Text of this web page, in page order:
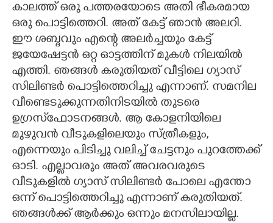
കാലത്ത് ഒരു പത്തരയോടെ അതി ഭീകരമായ
ഒരു പൊട്ടിത്തെറി. അത് കേട്ട് ഞാൻ അലറി.
ഈ ശബ്ദവും എന്റെ അലർച്ചയും കേട്ട്
ജയേഷേട്ടൻ ഒറ്റ ഓട്ടത്തിന് മുകൾ നിലയിൽ
എത്തി. ഞങ്ങൾ കരുതിയത് വീട്ടിലെ ഗ്യാസ്
സിലിണ്ടർ പൊട്ടിത്തെറിച്ചു എന്നാണ്. സമനില
വീണ്ടെടുക്കുന്നതിനിടയിൽ തുടരെ
ഉഗ്രസ്‌ഫോടനങ്ങൾ. ആ കോളനിയിലെ
മുഴുവൻ വീടുകളിലെയും സ്ത്രീകളും,
എന്നെയും പിടിച്ചു വലിച്ച് ചേട്ടനും പുറത്തേക്ക്
ഓടി. എല്ലാവരും അത് അവരവരുടെ
വീടുകളിൽ ഗ്യാസ് സിലിണ്ടർ പോലെ എന്തോ
ഒന്ന് പൊട്ടിത്തെറിച്ചു എന്നാണ് കരുതിയത്.
ഞങ്ങൾക്ക് ആർക്കും ഒന്നും മനസിലായില്ല.